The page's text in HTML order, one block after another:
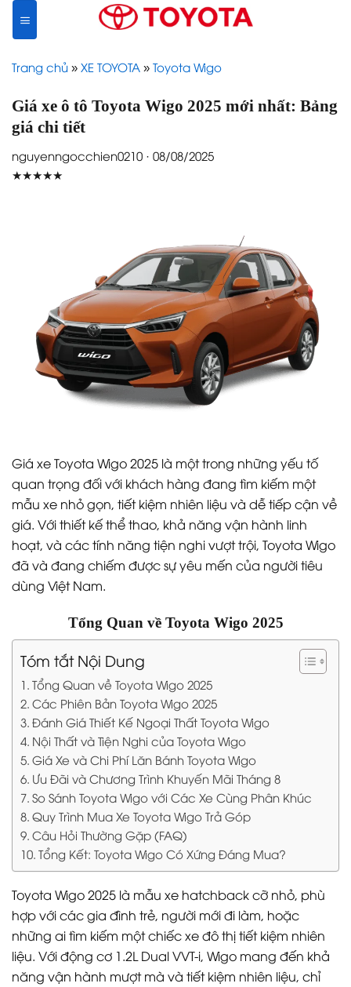
content
Trang chủ » XE TOYOTA » Toyota Wigo
Giá xe ô tô Toyota Wigo 2025 mới nhất: Bảng
giá chi tiết
nguyenngocchien0210 · 08/08/2025
★★★★★
Giá xe Toyota Wigo 2025 là một trong những yếu tố
quan trọng đối với khách hàng đang tìm kiếm một
mẫu xe nhỏ gọn, tiết kiệm nhiên liệu và dễ tiếp cận về
giá. Với thiết kế thể thao, khả năng vận hành linh
hoạt, và các tính năng tiện nghi vượt trội, Toyota Wigo
đã và đang chiếm được sự yêu mến của người tiêu
dùng Việt Nam.
Tổng Quan về Toyota Wigo 2025
Tóm tắt Nội Dung
Tổng Quan về Toyota Wigo 2025
Các Phiên Bản Toyota Wigo 2025
Đánh Giá Thiết Kế Ngoại Thất Toyota Wigo
Nội Thất và Tiện Nghi của Toyota Wigo
Giá Xe và Chi Phí Lăn Bánh Toyota Wigo
Ưu Đãi và Chương Trình Khuyến Mãi Tháng 8
So Sánh Toyota Wigo với Các Xe Cùng Phân Khúc
Quy Trình Mua Xe Toyota Wigo Trả Góp
Câu Hỏi Thường Gặp (FAQ)
Tổng Kết: Toyota Wigo Có Xứng Đáng Mua?
Toyota Wigo 2025 là mẫu xe hatchback cỡ nhỏ, phù
hợp với các gia đình trẻ, người mới đi làm, hoặc
những ai tìm kiếm một chiếc xe đô thị tiết kiệm nhiên
liệu. Với động cơ 1.2L Dual VVT-i, Wigo mang đến khả
năng vận hành mượt mà và tiết kiệm nhiên liệu, chỉ